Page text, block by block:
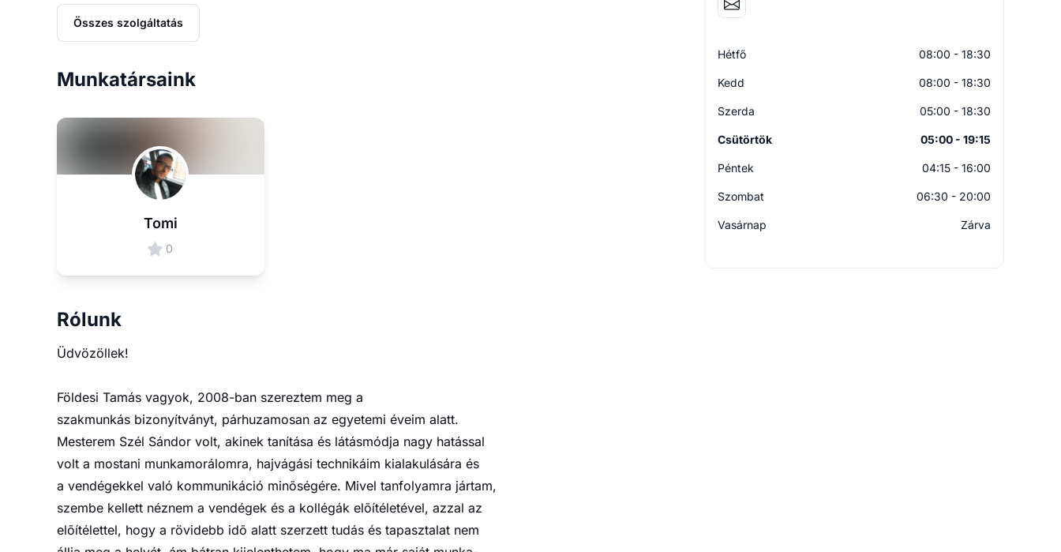
Összes szolgáltatás
Munkatársaink
Tomi
0
Rólunk
Üdvözöllek!
Földesi Tamás vagyok, 2008-ban szereztem meg a
szakmunkás bizonyítványt, párhuzamosan az egyetemi éveim alatt.
Mesterem Szél Sándor volt, akinek tanítása és látásmódja nagy hatással
volt a mostani munkamorálomra, hajvágási technikáim kialakulására és
a vendégekkel való kommunikáció minõségére. Mivel tanfolyamra jártam,
szembe kellett néznem a vendégek és a kollégák elõítéletével, azzal az
elõítélettel, hogy a rövidebb idõ alatt szerzett tudás és tapasztalat nem
Hétfő 08:00 - 18:30
Kedd 08:00 - 18:30
Szerda 05:00 - 18:30
Csütörtök 05:00 - 19:15
Péntek 04:15 - 16:00
Szombat 06:30 - 20:00
Vasárnap Zárva